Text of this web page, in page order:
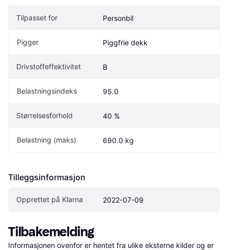
Tilpasset for Personbil
Pigger Piggfrie dekk
Drivstoffeffektivitet B
Belastningsindeks 95.0
Størrelsesforhold 40 %
Belastning (maks) 690.0 kg
Tilleggsinformasjon
Opprettet på Klarna 2022-07-09
Tilbakemelding
Informasjonen ovenfor er hentet fra ulike eksterne kilder og er